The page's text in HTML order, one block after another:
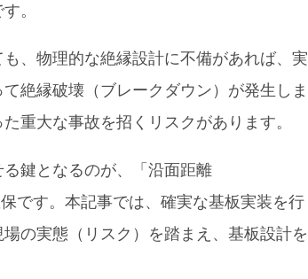
。
、物理的な絶縁設計に不備があれば、実
絶縁破壊（ブレークダウン）が発生しま
重大な事故を招くリスクがあります。
鍵となるのが、「沿面距離
保です。本記事では、確実な基板実装を行
の実態（リスク）を踏まえ、基板設計を